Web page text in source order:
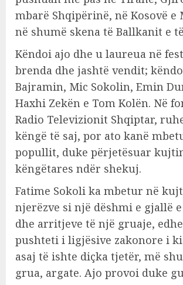
mbarë Shqipërinë, në Kosovë e
në shumë skena të Ballkanit e
Këndoi ajo dhe u laureua në
brenda dhe jashtë vendit;
Bajramin, Mic Sokolin, Emin
Haxhi Zekën e Tom Kolën. Në
Radio Televizionit Shqiptar,
këngë të saj, por ato kanë
popullit, duke përjetësuar
këngëtares ndër shekuj.
Fatime Sokoli ka mbetur në
njerëzve si një dëshmi e gjallë
dhe arritjeve të një gruaje,
pushteti i ligjësive zakonore i
asaj të ishte diçka tjetër, më
grua, argate. Ajo provoi duke